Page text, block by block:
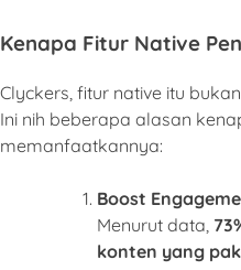
Kenapa Fitur Native
Clyckers, fitur native itu
Ini nih beberapa alasan
memanfaatkannya:
Boost
Menurut data,
konten yang